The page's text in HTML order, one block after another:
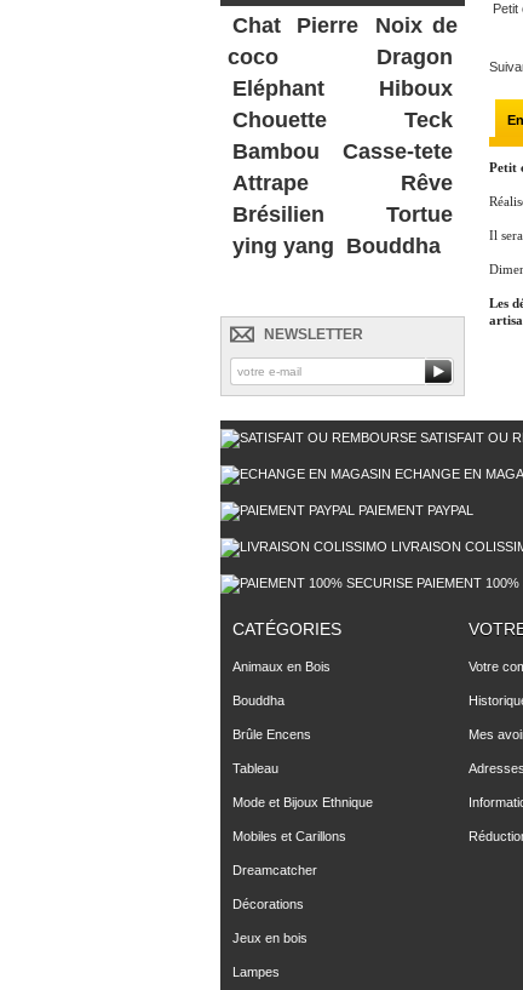
Chat Pierre
Noix de
coco
Dragon
Eléphant
Hiboux
Chouette
Teck
Bambou
Casse-tete
Attrape Rêve
Brésilien
Tortue
ying yang Bouddha
NEWSLETTER
Petit
Petit
Il
Les
SATISFAIT OU
ECHANGE EN
PAIEMENT PAYPAL
LIVRAISON
PAIEMENT
CATÉGORIES
Animaux en Bois
Bouddha
Brûle Encens
Tableau
Mode et Bijoux Ethnique
Mobiles et Carillons
Dreamcatcher
Décorations
Jeux en bois
Lampes
Votre
Mes
Adresses